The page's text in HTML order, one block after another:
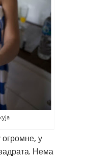
огромне, у
Нема